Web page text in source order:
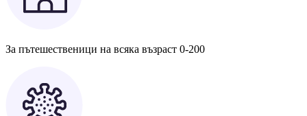
За пътешественици на всяка възраст 0-200